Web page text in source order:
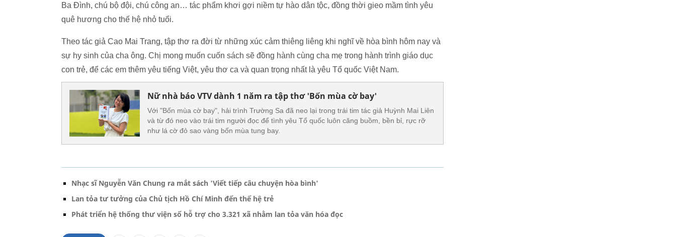
Ba Đình, chú bộ đội, chú công an… tác phẩm khơi gợi niềm tự hào dân tộc, đồng thời gieo mầm tình yêu
quê hương cho thế hệ nhỏ tuổi.
Theo tác giả Cao Mai Trang, tập thơ ra đời từ những xúc cảm thiêng liêng khi nghĩ về hòa bình hôm nay và
sự hy sinh của cha ông. Chị mong muốn cuốn sách sẽ đồng hành cùng cha mẹ trong hành trình giáo dục
con trẻ, để các em thêm yêu tiếng Việt, yêu thơ ca và quan trọng nhất là yêu Tổ quốc Việt Nam.
Nữ nhà báo VTV dành 1 năm ra tập thơ 'Bốn mùa cờ bay'
Với "Bốn mùa cờ bay", hải trình Trường Sa đã neo lại trong trái tim tác giả Huỳnh Mai Liên
và từ đó neo vào trái tim người đọc để tình yêu Tổ quốc luôn căng buồm, bền bỉ, rực rỡ
như lá cờ đỏ sao vàng bốn mùa tung bay.
Nhạc sĩ Nguyễn Văn Chung ra mắt sách 'Viết tiếp câu chuyện hòa bình'
Lan tỏa tư tưởng của Chủ tịch Hồ Chí Minh đến thế hệ trẻ
Phát triển hệ thống thư viện số hỗ trợ cho 3.321 xã nhằm lan tỏa văn hóa đọc